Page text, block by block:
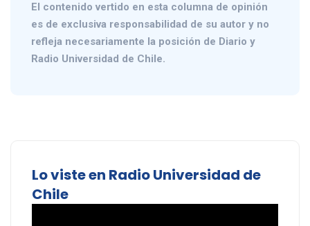
El contenido vertido en esta columna de opinión
es de exclusiva responsabilidad de su autor y no
refleja necesariamente la posición de Diario y
Radio Universidad de Chile.
Lo viste en Radio Universidad de
Chile